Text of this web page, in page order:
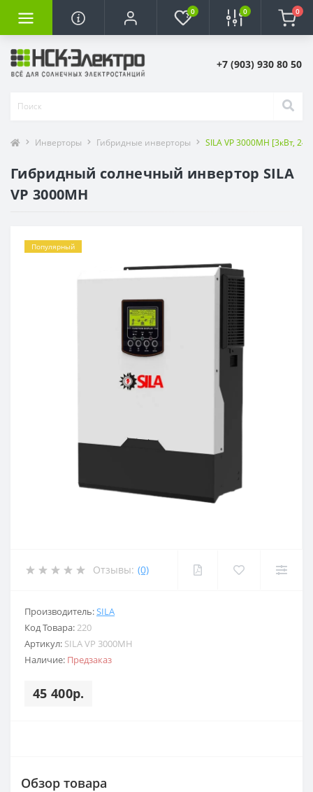
0 0 0
+7 (903) 930 80 50
Инверторы Гибридные инверторы SILA VP 3000MH [3кВт,
Гибридный солнечный инвертор SILA
VP 3000MH
Популярный
Отзывы: (0)
Производитель:SILA
Код Товара: 220
Артикул: SILA VP 3000MH
Наличие: Предзаказ
45 400р.
Обзор товара